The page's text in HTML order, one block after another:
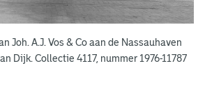
Joh. A.J. Vos & Co aan de Nassauhaven
Dijk. Collectie 4117, nummer 1976-11787